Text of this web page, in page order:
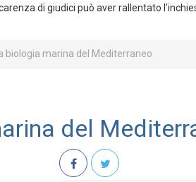
di giudici può aver rallentato
biologia marina del Mediterraneo
del